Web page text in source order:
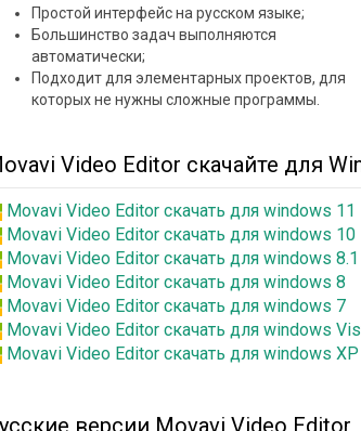
Простой интерфейс на русском языке;
Большинство задач выполняются
автоматически;
Подходит для элементарных проектов, для
которых не нужны сложные программы.
Video Editor скачайте для
Movavi Video Editor скачать для windows 11
Movavi Video Editor скачать для windows 10
Movavi Video Editor скачать для windows 8.1
Movavi Video Editor скачать для windows 8
Movavi Video Editor скачать для windows 7
Movavi Video Editor скачать для windows
Movavi Video Editor скачать для windows XP
версии Movavi Video Editor